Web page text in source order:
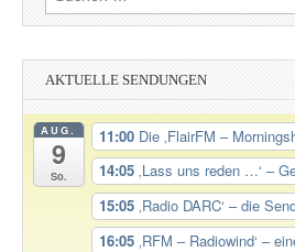
nach:
AKTUELLE SENDUNGEN
AUG.
9
So.
11:00 Die ‚FlairFM –
14:05 ‚Lass uns reden …‘ –
15:05 ‚Radio DARC‘ – die
16:05 ‚RFM – Radiowind‘ –